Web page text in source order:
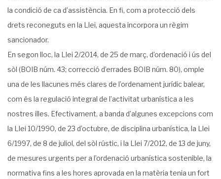
la condició de ca d’assistència. En fi, com a protecció dels
drets reconeguts en la Llei, aquesta incorpora un règim
sancionador.
En segon lloc, la Llei 2/2014, de 25 de març, d’ordenació i ús del
sòl (BOIB núm. 43; correcció d’errades BOIB núm. 80), omple
una de les llacunes més clares de l’ordenament jurídic balear,
com és la regulació integral de l’activitat urbanística a les
nostres illes. Efectivament, a banda d’algunes excepcions com
la Llei 10/1990, de 23 d’octubre, de disciplina urbanística, la Llei
6/1997, de 8 de juliol, del sòl rústic, i la Llei 7/2012, de 13 de juny,
de mesures urgents per a l’ordenació urbanística sostenible, la
normativa fins a les hores aprovada en la matèria tenia un fort